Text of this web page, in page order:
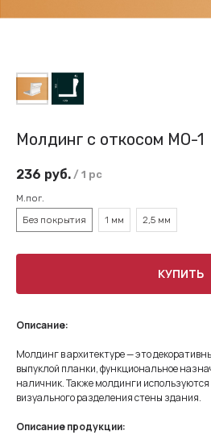
Молдинг с откосом МО-1
236 руб. / 1 pc
М.пог.
Без покрытия
1 мм 2,5 мм
КУПИТЬ
Описание:
Молдинг в архитектуре — это
выпуклой планки, функциональное
наличник. Также молдинги используются
визуального разделения стены здания.
Описание продукции: